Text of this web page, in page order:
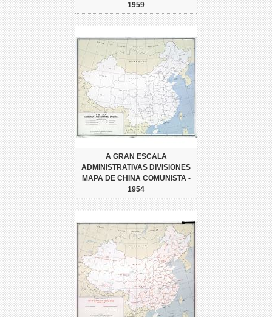
1959
A GRAN ESCALA
ADMINISTRATIVAS DIVISIONES
MAPA DE CHINA COMUNISTA -
1954